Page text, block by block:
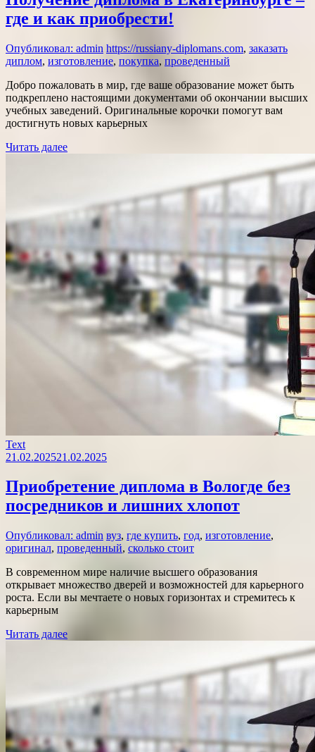
где и как приобрести!
Опубликовал: admin https://russiany-diplomans.com, заказать
диплом, изготовление, покупка, проведенный
Добро пожаловать в мир, где ваше образование может быть
подкреплено настоящими документами об окончании высших
учебных заведений. Оригинальные корочки помогут вам
достигнуть новых карьерных
Читать далее
Text
21.02.202521.02.2025
Приобретение диплома в Вологде без
посредников и лишних хлопот
Опубликовал: admin вуз, где купить, год, изготовление,
оригинал, проведенный, сколько стоит
В современном мире наличие высшего образования
открывает множество дверей и возможностей для карьерного
роста. Если вы мечтаете о новых горизонтах и стремитесь к
карьерным
Читать далее